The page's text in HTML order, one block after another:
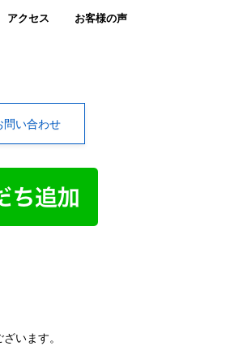
アクセス お客様の声
問い合わせ
います。